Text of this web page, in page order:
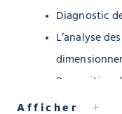
Diagnostic
L’analyse
Proposition
vétustes et
Afficher